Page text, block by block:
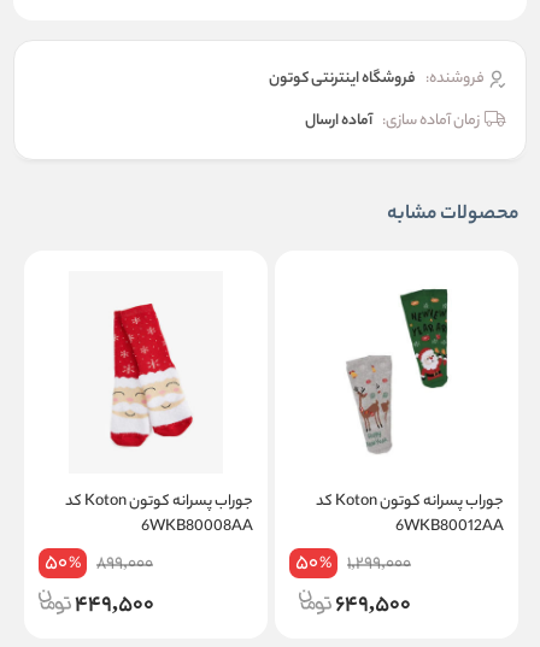
فروشنده: فروشگاه اینترنتی کوتون
زمان آماده سازی: آماده ارسال
محصولات مشابه
جوراب پسرانه کوتون Koton کد
6WKB80012AA
1,299,000
50%
649,500
جوراب پسرانه کوتون Koton کد
6WKB80008AA
899,000
50%
449,500